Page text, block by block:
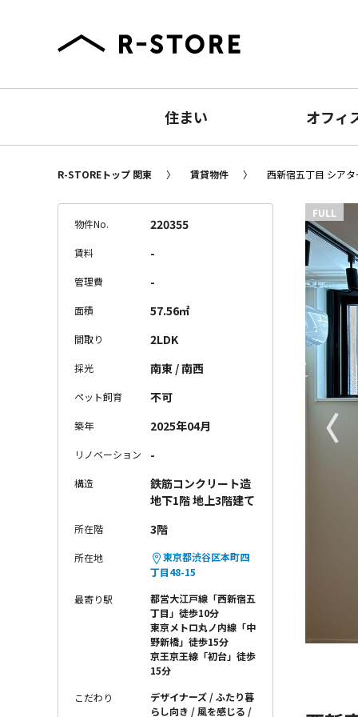
住まい オフィ
R-STOREトップ 関東 賃貸物件 西新宿五丁目 シア
〈
FULL
物件No. 220355
賃料 -
管理費 -
面積 57.56㎡
間取り 2LDK
採光 南東 / 南西
ペット飼育 不可
築年 2025年04月
リノベーション -
構造
鉄筋コンクリート造
地下1階 地上3階建て
所在階 3階
所在地
東京都渋谷区本町四
丁目48-15
最寄り駅
都営大江戸線「西新宿五
丁目」徒歩10分
東京メトロ丸ノ内線「中
野新橋」徒歩15分
京王京王線「初台」徒歩
15分
こだわり デザイナーズ
ふたり暮
らし向き
風を感じる